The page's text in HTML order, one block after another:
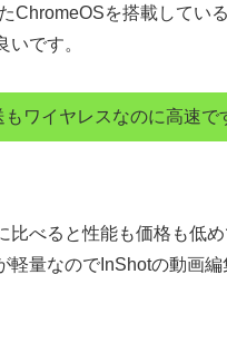
ChromeOSを搭載してい
いです。
もワイヤレスなのに高速で
比べると性能も価格も低め
軽量なのでInShotの動画